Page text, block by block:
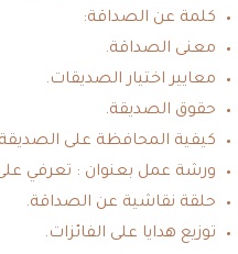
كلمة عن الصداقة:
معنى الصداقة.
معايير اختيار الصديقات.
حقوق الصديقة.
كيفية المحافظة على
ورشة عمل بعنوان : تعرفي
حلقة نقاشية عن الصداقة.
توزيع هدايا على الفائزات.